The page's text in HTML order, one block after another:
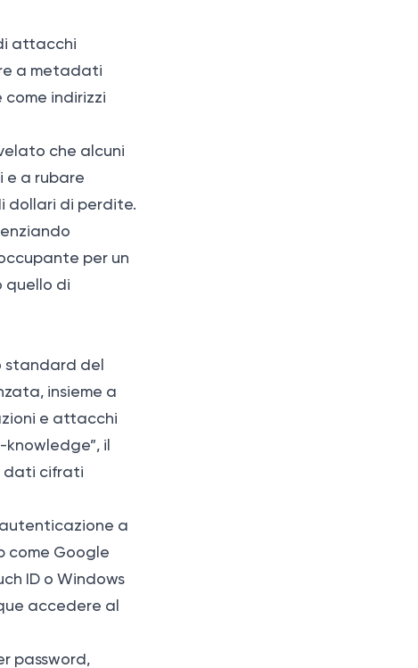
attacchi
a metadati
indirizzi
che alcuni
e a rubare
dollari di perdite.
per un
quello di
standard del
insieme a
e attacchi
il
dati cifrati
a
come Google
ID o Windows
accedere al
password,